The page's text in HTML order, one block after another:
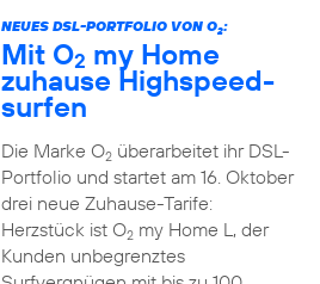
NEUES DSL-PORTFOLIO VON O2:
Mit O2 my Home
zuhause Highspeed-
surfen
Die Marke O2überarbeitet ihr DSL-
Portfolio und startet am 16. Oktober
drei neue Zuhause-Tarife:
Herzstück ist O2my Home L, der
Kunden unbegrenztes